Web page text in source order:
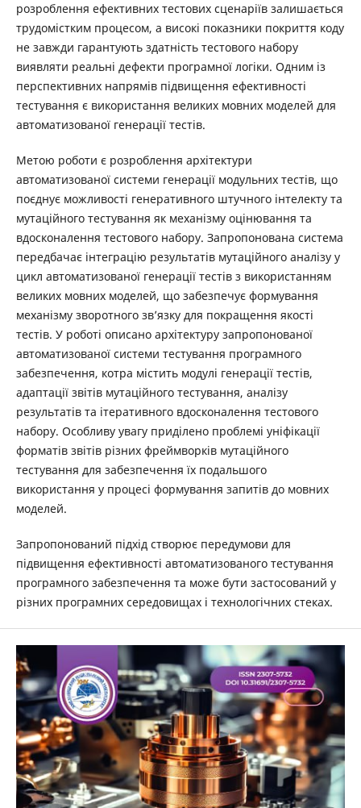
розроблення ефективних тестових сценаріїв залишається
трудомістким процесом, а високі показники покриття коду
не завжди гарантують здатність тестового набору
виявляти реальні дефекти програмної логіки. Одним із
перспективних напрямів підвищення ефективності
тестування є використання великих мовних моделей для
автоматизованої генерації тестів.
Метою роботи є розроблення архітектури
автоматизованої системи генерації модульних тестів, що
поєднує можливості генеративного штучного інтелекту та
мутаційного тестування як механізму оцінювання та
вдосконалення тестового набору. Запропонована система
передбачає інтеграцію результатів мутаційного аналізу у
цикл автоматизованої генерації тестів з використанням
великих мовних моделей, що забезпечує формування
механізму зворотного зв’язку для покращення якості
тестів. У роботі описано архітектуру запропонованої
автоматизованої системи тестування програмного
забезпечення, котра містить модулі генерації тестів,
адаптації звітів мутаційного тестування, аналізу
результатів та ітеративного вдосконалення тестового
набору. Особливу увагу приділено проблемі уніфікації
форматів звітів різних фреймворків мутаційного
тестування для забезпечення їх подальшого
використання у процесі формування запитів до мовних
моделей.
Запропонований підхід створює передумови для
підвищення ефективності автоматизованого тестування
програмного забезпечення та може бути застосований у
різних програмних середовищах і технологічних стеках.